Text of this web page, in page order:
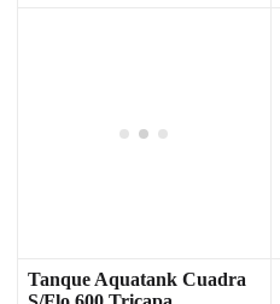
Tanque Aquatank Cuadra